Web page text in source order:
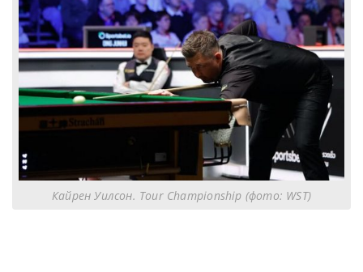
Кайрен Уилсон. Tour Championship (фото: WST)